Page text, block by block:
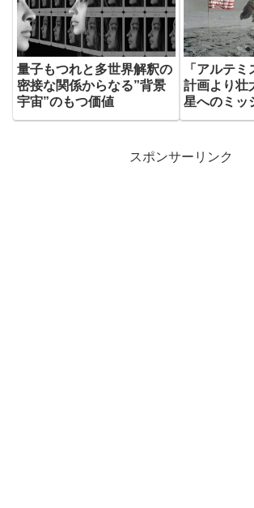
量子もつれと多世界解釈の
密接な関係からなる”背景
宇宙”のもつ価値
「アルテ
計画より壮
星へのミッ
スポンサーリンク